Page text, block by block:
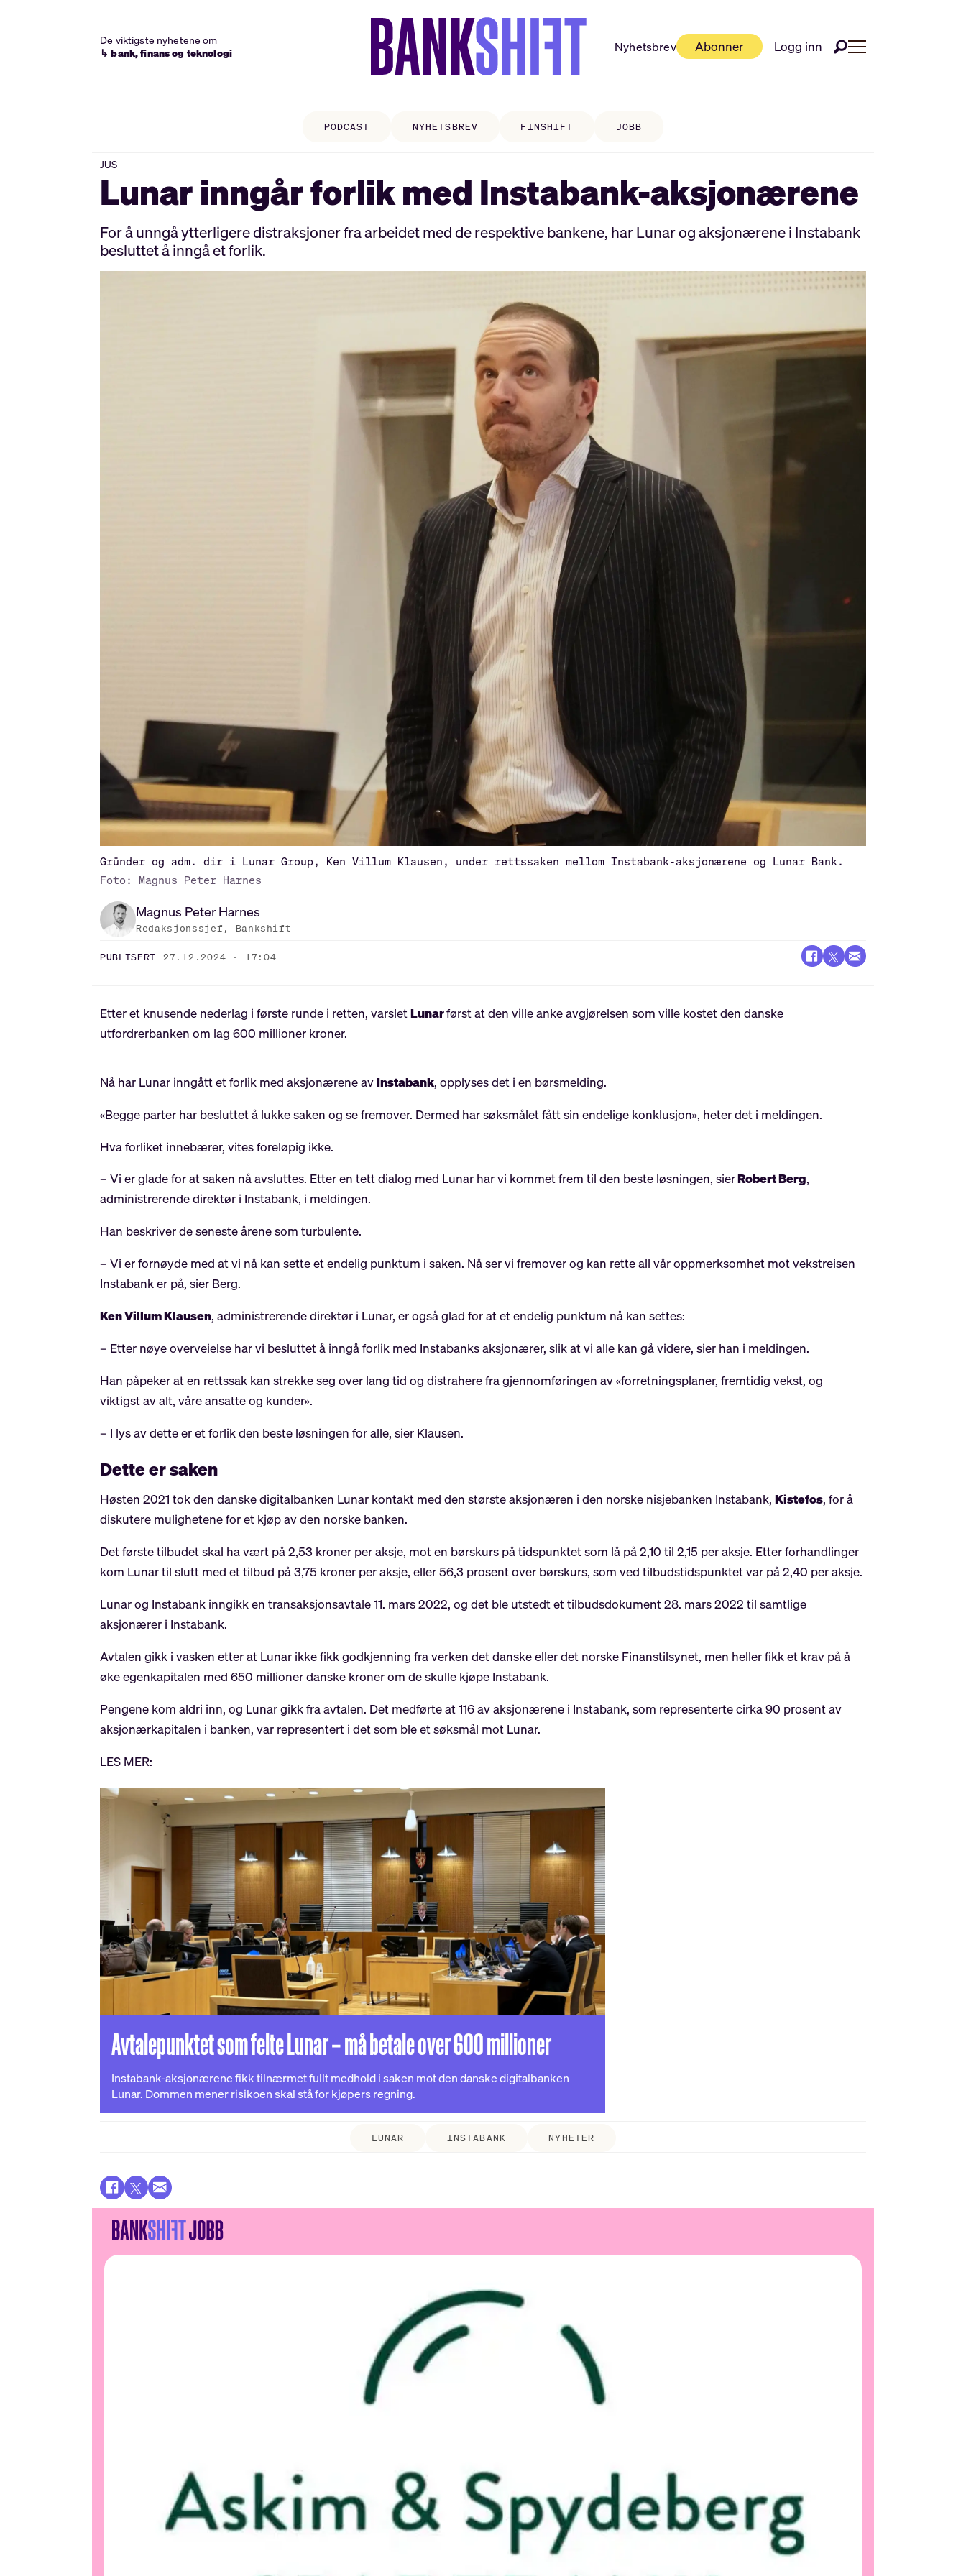
De viktigste nyhetene om
↳ bank, finans og teknologi
Nyhetsbrev Abonner Logg inn
PODCAST NYHETSBREV FINSHIFT JOBB
JUS
Lunar inngår forlik med Instabank-aksjonærene
For å unngå ytterligere distraksjoner fra arbeidet med de respektive bankene, har Lunar og aksjonærene i Instabank
besluttet å inngå et forlik.
Gründer og adm. dir i Lunar Group, Ken Villum Klausen, under rettssaken mellom Instabank-aksjonærene og Lunar Bank.
Foto: Magnus Peter Harnes
Magnus PeterHarnes
Redaksjonssjef, Bankshift
PUBLISERT 27.12.2024 - 17:04
Etter et knusende nederlag i første runde i retten, varsletLunarførst at den ville anke avgjørelsen som ville kostet den danske
utfordrerbanken om lag 600 millioner kroner.
Nå har Lunar inngått et forlik med aksjonærene avInstabank, opplyses det i en børsmelding.
«Begge parter har besluttet å lukke saken og se fremover. Dermed har søksmålet fått sin endelige konklusjon», heter det i meldingen.
Hva forliket innebærer, vites foreløpig ikke.
– Vi er glade for at saken nå avsluttes. Etter en tett dialog med Lunar har vi kommet frem til den beste løsningen, sierRobert Berg,
administrerende direktør i Instabank, i meldingen.
Han beskriver de seneste årene som turbulente.
– Vi er fornøyde med at vi nå kan sette et endelig punktum i saken. Nå ser vi fremover og kan rette all vår oppmerksomhet mot vekstreisen
Instabank er på, sier Berg.
Ken Villum Klausen, administrerende direktør i Lunar, er også glad for at et endelig punktum nå kan settes:
– Etter nøye overveielse har vi besluttet å inngå forlik med Instabanks aksjonærer, slik at vi alle kan gå videre, sier han i meldingen.
Han påpeker at en rettssak kan strekke seg over lang tid og distrahere fra gjennomføringen av «forretningsplaner, fremtidig vekst, og
viktigst av alt, våre ansatte og kunder».
– I lys av dette er et forlik den beste løsningen for alle, sier Klausen.
Dette er saken
Høsten 2021 tok den danske digitalbanken Lunar kontakt med den største aksjonæren i den norske nisjebanken Instabank,Kistefos, for å
diskutere mulighetene for et kjøp av den norske banken.
Det første tilbudet skal ha vært på 2,53 kroner per aksje, mot en børskurs på tidspunktet som lå på 2,10 til 2,15 per aksje. Etter forhandlinger
kom Lunar til slutt med et tilbud på 3,75 kroner per aksje, eller 56,3 prosent over børskurs, som ved tilbudstidspunktet var på 2,40 per aksje.
Lunar og Instabank inngikk en transaksjonsavtale 11. mars 2022, og det ble utstedt et tilbudsdokument 28. mars 2022 til samtlige
aksjonærer i Instabank.
Avtalen gikk i vasken etter at Lunar ikke fikk godkjenning fra verken det danske eller det norske Finanstilsynet, men heller fikk et krav på å
øke egenkapitalen med 650 millioner danske kroner om de skulle kjøpe Instabank.
Pengene kom aldri inn, og Lunar gikk fra avtalen. Det medførte at 116 av aksjonærene i Instabank, som representerte cirka 90 prosent av
aksjonærkapitalen i banken, var representert i det som ble et søksmål mot Lunar.
LES MER:
Avtalepunktet som felte Lunar – må betale over 600 millioner
Instabank-aksjonærene fikk tilnærmet fullt medhold i saken mot den danske digitalbanken
Lunar. Dommen mener risikoen skal stå for kjøpers regning.
LUNAR INSTABANK NYHETER